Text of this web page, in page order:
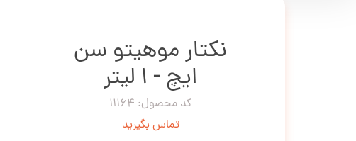
نکتار موهیتو سن
ایچ - 1 لیتر
کد محصول: 11164
تماس بگیرید